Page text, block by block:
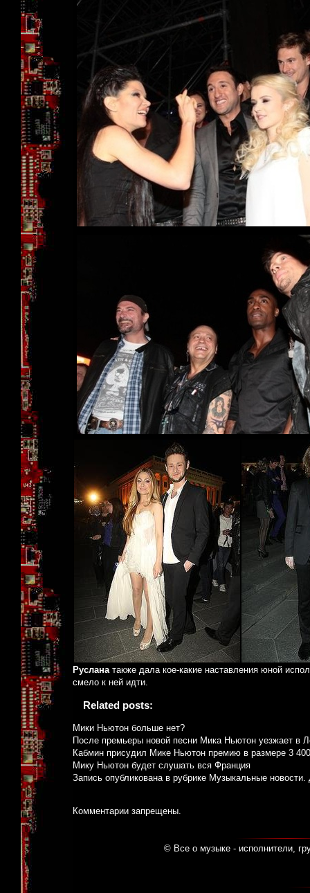
Русланатакже дала кое-какие наставления юной
смело к ней идти.
Related posts:
Мики Ньютон больше нет?
После премьеры новой песни Мика Ньютон уезжает в
Кабмин присудил Мике Ньютон премию в размере 3
Мику Ньютон будет слушать вся Франция
Запись опубликована в рубрике Музыкальные новости.
Комментарии запрещены.
© Все о музыке - исполнители,